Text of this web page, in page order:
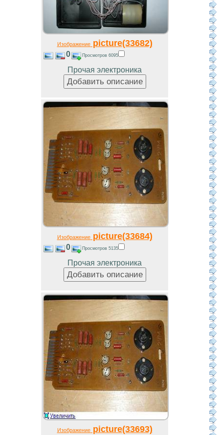
Изображениеpicture(33682)
0 Просмотров 6095
Прочая электроника
Изображениеpicture(33684)
0 Просмотров 5135
Прочая электроника
Изображениеpicture(33693)